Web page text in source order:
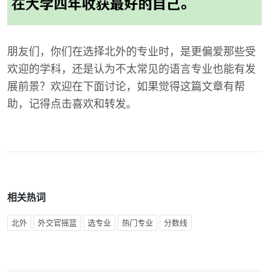
朋友们，你们在选择北外的专业时，是更偏爱那些受
欢迎的学科，还是认为不太常见的语言专业也能有发
展前景？欢迎在下面讨论，如果觉得这篇文章有帮
助，记得点击喜欢和转发。
相关热词
北外 外交官摇篮 选专业 热门专业 分数线